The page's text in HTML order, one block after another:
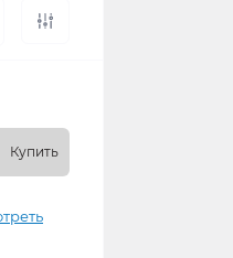
Купить